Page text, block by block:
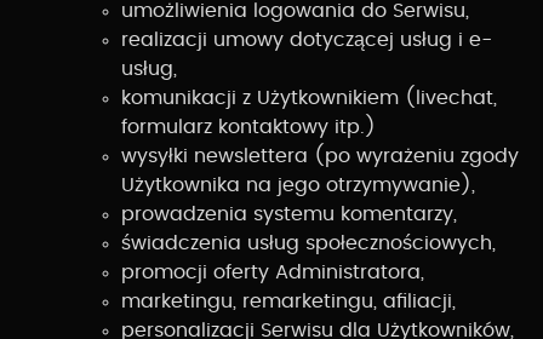
umożliwienia logowania do Serwisu,
realizacji umowy dotyczącej usług i e-
usług,
komunikacji z Użytkownikiem (livechat,
formularz kontaktowy itp.)
wysyłki newslettera (po wyrażeniu zgody
Użytkownika na jego otrzymywanie),
prowadzenia systemu komentarzy,
świadczenia usług społecznościowych,
promocji oferty Administratora,
marketingu, remarketingu, afiliacji,
personalizacji Serwisu dla Użytkowników,